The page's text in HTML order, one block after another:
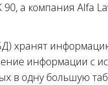
а компания Alfa
хранят
информации с
в одну большую